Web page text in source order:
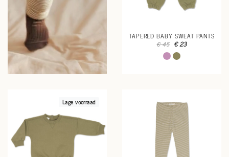
TAPERED BABY SWEAT PANTS
€ 45 € 23
Lage voorraad